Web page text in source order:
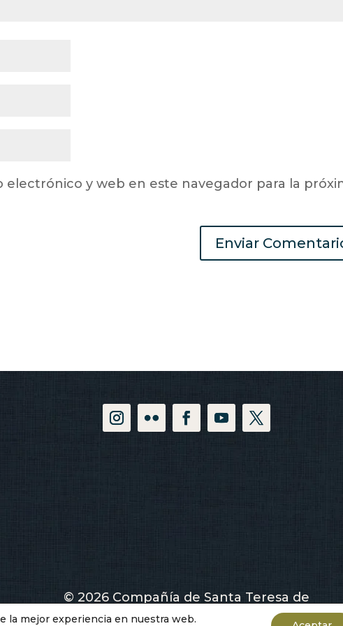
electrónico y web en este navegador para la
© 2026 Compañía de Santa Teresa de
Jesús
la mejor experiencia en nuestra web.